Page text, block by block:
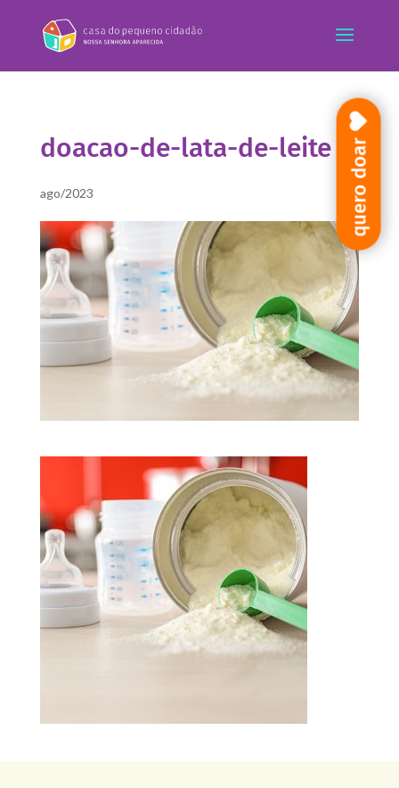
doacao-de-lata-de-leite
ago/2023 quero doar